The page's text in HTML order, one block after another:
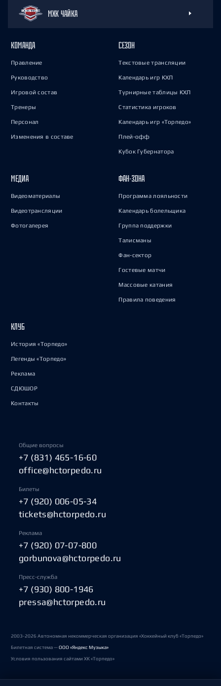
МХК ЧАЙКА
КОМАНДА
Правление
Руководство
Игровой состав
Тренеры
Персонал
Изменения в составе
СЕЗОН
Текстовые трансляции
Календарь игр КХЛ
Турнирные таблицы КХЛ
Статистика игроков
Календарь игр «Торпедо»
Плей-офф
Кубок Губернатора
МЕДИА
Видеоматериалы
Видеотрансляции
Фотогалерея
ФАН-ЗОНА
Программа лояльности
Календарь болельщика
Группа поддержки
Талисманы
Фан-сектор
Гостевые матчи
Массовые катания
Правила поведения
КЛУБ
История «Торпедо»
Легенды «Торпедо»
Реклама
СДЮШОР
Контакты
Общие вопросы
+7 (831) 465-16-60
office@hctorpedo.ru
Билеты
+7 (920) 006-05-34
tickets@hctorpedo.ru
Реклама
+7 (920) 07-07-800
gorbunova@hctorpedo.ru
Пресс-служба
+7 (930) 800-1946
pressa@hctorpedo.ru
2003-2026 Автономная некоммерческая организация «Хоккейный клуб «Торпедо»
Билетная система —ООО «Яндекс Музыка»
Условия пользования сайтами ХК «Торпедо»